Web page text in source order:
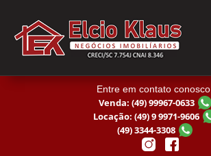
Entre em contato conosco
Venda: (49) 99967-0633
Locação: (49) 9 9971-9606
(49) 3344-3308